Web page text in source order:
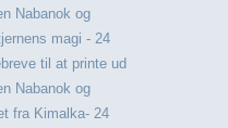
Nabanok og
magi - 24
til at printe ud
Nabanok og
fra Kimalka- 24